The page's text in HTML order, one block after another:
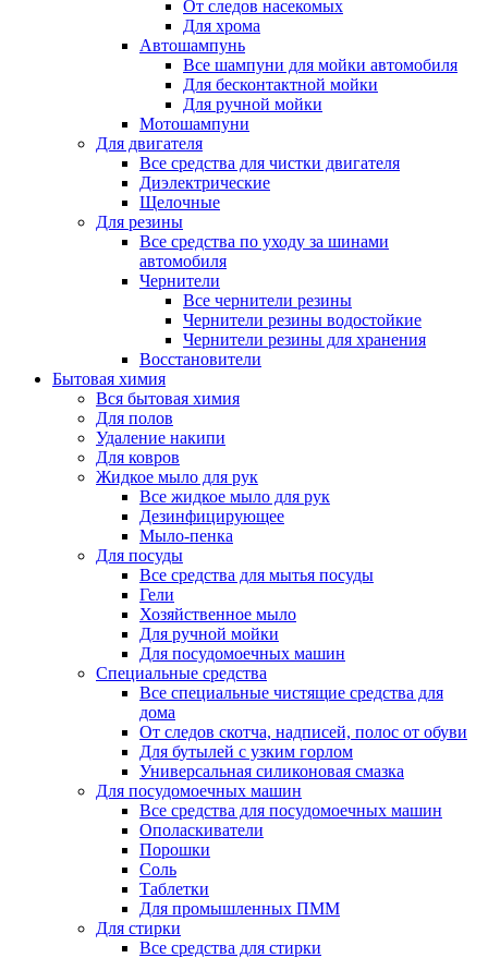
От следов насекомых
Для хрома
Автошампунь
Все шампуни для мойки автомобиля
Для бесконтактной мойки
Для ручной мойки
Мотошампуни
Для двигателя
Все средства для чистки двигателя
Диэлектрические
Щелочные
Для резины
Все средства по уходу за шинами
автомобиля
Чернители
Все чернители резины
Чернители резины водостойкие
Чернители резины для хранения
Восстановители
Бытовая химия
Вся бытовая химия
Для полов
Удаление накипи
Для ковров
Жидкое мыло для рук
Все жидкое мыло для рук
Дезинфицирующее
Мыло-пенка
Для посуды
Все средства для мытья посуды
Гели
Хозяйственное мыло
Для ручной мойки
Для посудомоечных машин
Специальные средства
Все специальные чистящие средства для
дома
От следов скотча, надписей, полос от обуви
Для бутылей с узким горлом
Универсальная силиконовая смазка
Для посудомоечных машин
Все средства для посудомоечных машин
Ополаскиватели
Порошки
Соль
Таблетки
Для промышленных ПММ
Для стирки
Все средства для стирки